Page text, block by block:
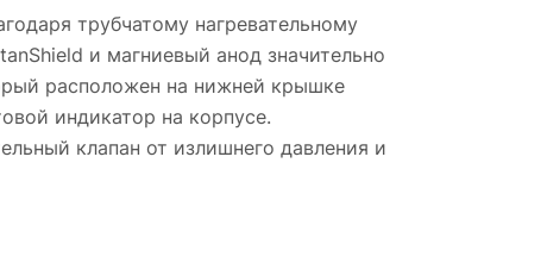
трубчатому нагревательному
и магниевый анод значительно
расположен на нижней крышке
индикатор на корпусе.
клапан от излишнего давления и